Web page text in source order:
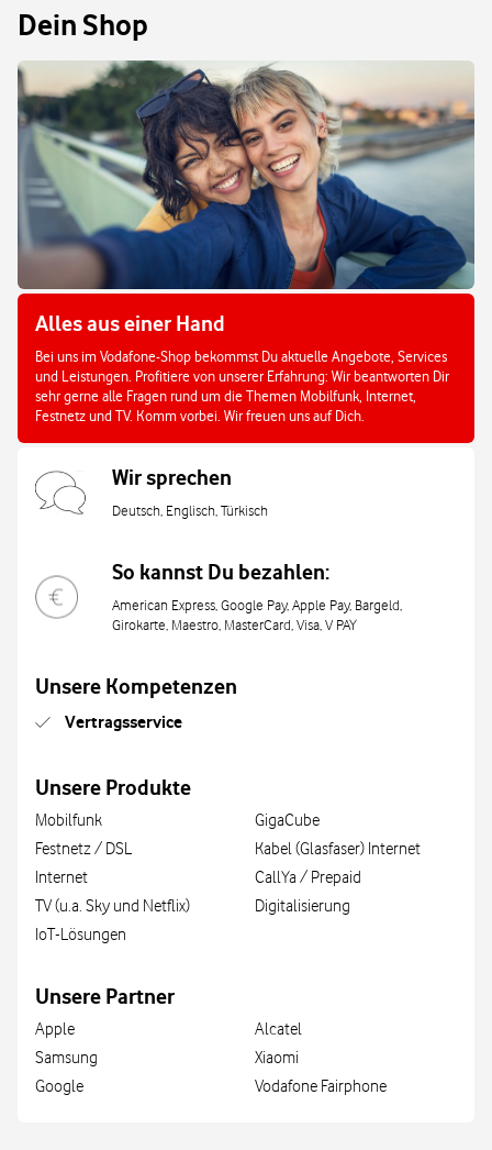
Dein Shop
Alles aus einer Hand
Bei uns im Vodafone-Shop bekommst Du aktuelle Angebote, Services
und Leistungen. Profitiere von unserer Erfahrung: Wir beantworten Dir
sehr gerne alle Fragen rund um die Themen Mobilfunk, Internet,
Festnetz und TV. Komm vorbei. Wir freuen uns auf Dich.
Wir sprechen
Deutsch, Englisch, Türkisch
So kannst Du bezahlen:
American Express, Google Pay, Apple Pay, Bargeld,
Girokarte, Maestro, MasterCard, Visa, V PAY
Unsere Kompetenzen
Vertragsservice
Unsere Produkte
Mobilfunk
Festnetz / DSL
Internet
TV (u.a. Sky und Netflix)
IoT-Lösungen
GigaCube
Kabel (Glasfaser) Internet
CallYa / Prepaid
Digitalisierung
Unsere Partner
Apple
Samsung
Google
Alcatel
Xiaomi
Vodafone Fairphone